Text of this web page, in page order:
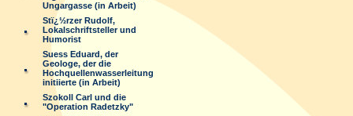
Ungargasse (in Arbeit)
Stï¿½rzer Rudolf,
Lokalschriftsteller und
Humorist
Suess Eduard, der
Geologe, der die
Hochquellenwasserleitung
initiierte (in Arbeit)
Szokoll Carl und die
"Operation Radetzky"